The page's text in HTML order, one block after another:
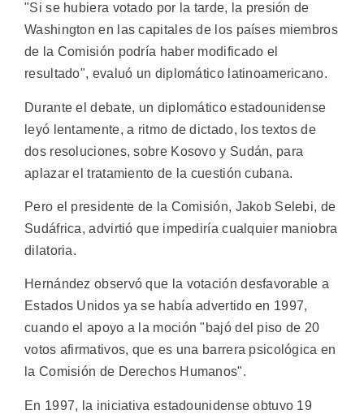
"Si se hubiera votado por la tarde, la presión de
Washington en las capitales de los países miembros
de la Comisión podría haber modificado el
resultado", evaluó un diplomático latinoamericano.
Durante el debate, un diplomático estadounidense
leyó lentamente, a ritmo de dictado, los textos de
dos resoluciones, sobre Kosovo y Sudán, para
aplazar el tratamiento de la cuestión cubana.
Pero el presidente de la Comisión, Jakob Selebi, de
Sudáfrica, advirtió que impediría cualquier maniobra
dilatoria.
Hernández observó que la votación desfavorable a
Estados Unidos ya se había advertido en 1997,
cuando el apoyo a la moción "bajó del piso de 20
votos afirmativos, que es una barrera psicológica en
la Comisión de Derechos Humanos".
En 1997, la iniciativa estadounidense obtuvo 19